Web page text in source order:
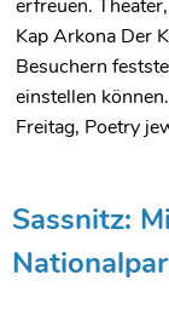
erfreuen.
Kap Arkona Der
Besuchern
einstellen
Freitag, Poetry
Sassnitz: